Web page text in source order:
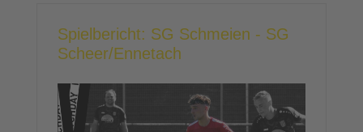
Spielbericht: SG Schmeien - SG
Scheer/Ennetach